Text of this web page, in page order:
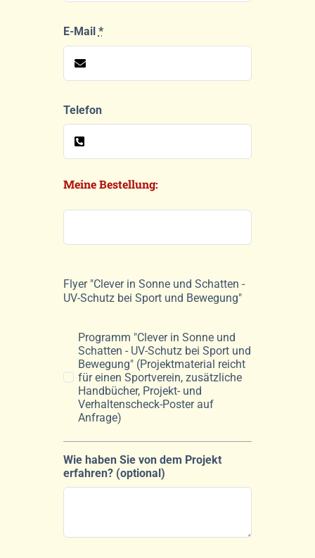
E-Mail *
Telefon
Meine Bestellung:
Flyer "Clever in Sonne und Schatten -
UV-Schutz bei Sport und Bewegung"
Programm "Clever in Sonne und
Schatten - UV-Schutz bei Sport und
Bewegung" (Projektmaterial reicht
für einen Sportverein, zusätzliche
Handbücher, Projekt- und
Verhaltenscheck-Poster auf
Anfrage)
Wie haben Sie von dem Projekt
erfahren? (optional)